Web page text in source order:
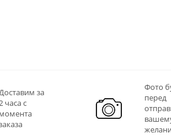
за
часа с
момента
Фото
перед